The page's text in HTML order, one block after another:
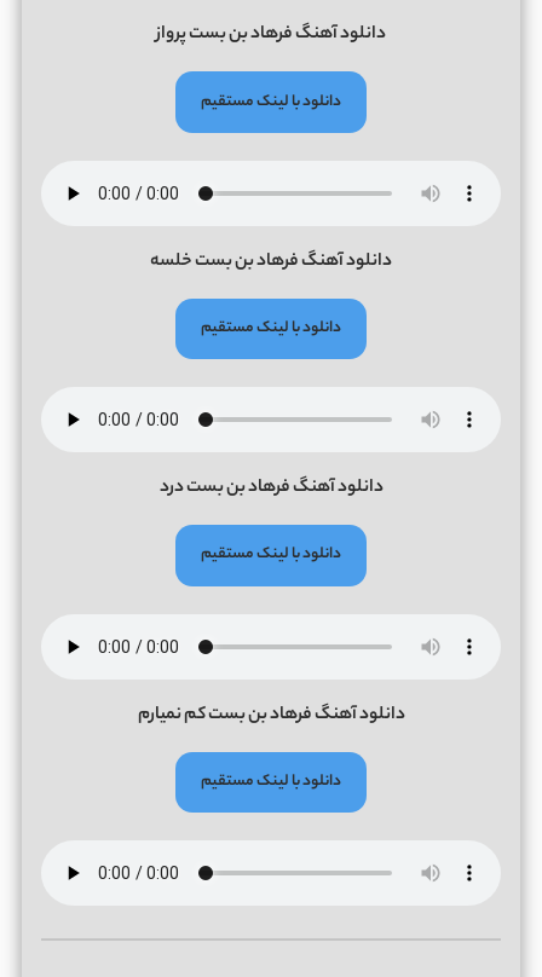
دانلود آهنگ فرهاد بن بست پرواز
دانلود با لینک مستقیم
دانلود آهنگ فرهاد بن بست خلسه
دانلود با لینک مستقیم
دانلود آهنگ فرهاد بن بست درد
دانلود با لینک مستقیم
دانلود آهنگ فرهاد بن بست کم نمیارم
دانلود با لینک مستقیم